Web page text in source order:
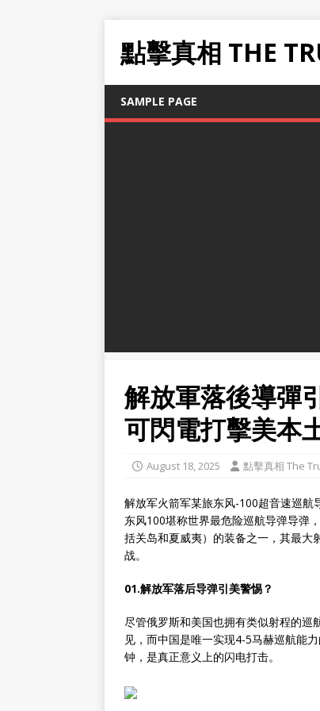
點擊真相 THE
SAMPLE PAGE
解放軍落後導彈
可閃電打擊美本
August 18, 2025 點擊真相 The
解放军火箭军某旅东风-100超音速巡
东风100堪称世界最危险巡航导弹导弹
括关岛和夏威夷）的装备之一，其最
战。
01.解放军落后导弹引美警惕？
尽管俄罗斯和美国也拥有类似射程的
见，而中国是唯一实现4-5马赫巡航能
钟，是真正意义上的闪电打击。